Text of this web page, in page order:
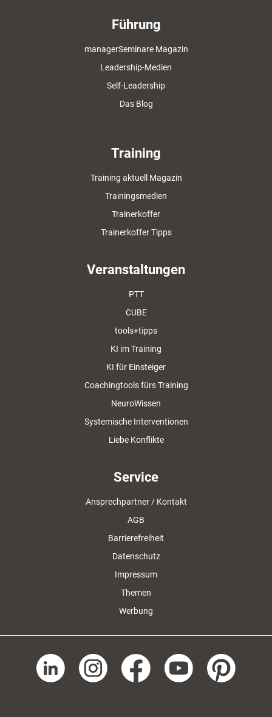
Führung
managerSeminare Magazin
Leadership-Medien
Self-Leadership
Das Blog
Training
Training aktuell Magazin
Trainingsmedien
Trainerkoffer
Trainerkoffer Tipps
Veranstaltungen
PTT
CUBE
tools+tipps
KI im Training
KI für Einsteiger
Coachingtools fürs Training
NeuroWissen
Systemische Interventionen
Liebe Konflikte
Service
Ansprechpartner / Kontakt
AGB
Barrierefreiheit
Datenschutz
Impressum
Themen
Werbung